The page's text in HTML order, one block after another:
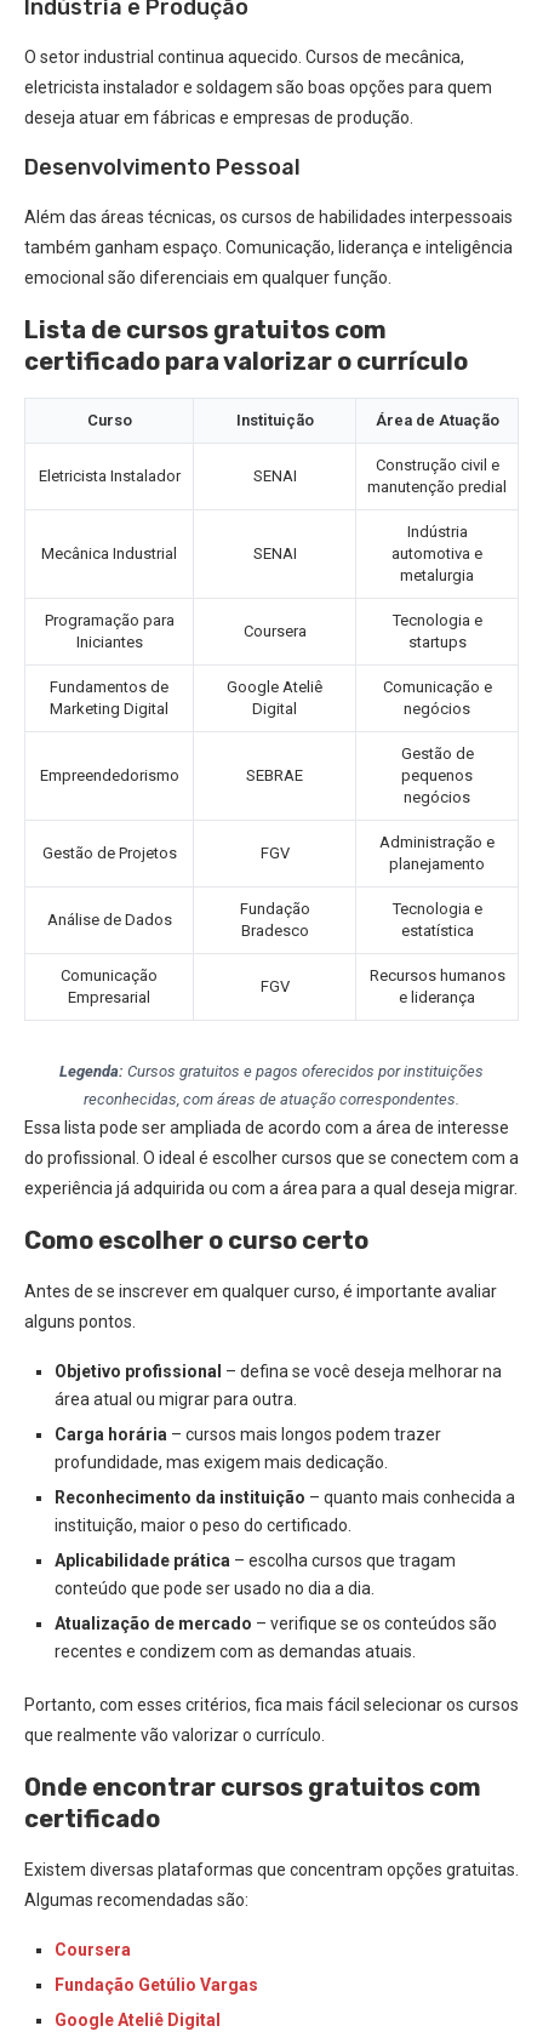
Indústria e Produção
O setor industrial continua aquecido. Cursos de mecânica,
eletricista instalador e soldagem são boas opções para quem
deseja atuar em fábricas e empresas de produção.
Desenvolvimento Pessoal
Além das áreas técnicas, os cursos de habilidades interpessoais
também ganham espaço. Comunicação, liderança e inteligência
emocional são diferenciais em qualquer função.
Lista de cursos gratuitos com
certificado para valorizar o currículo
Curso Instituição Área de Atuação
Eletricista Instalador SENAI
Construção civil e
manutenção predial
Mecânica Industrial SENAI
Indústria
automotiva e
metalurgia
Programação para
Iniciantes
Coursera
Tecnologia e
startups
Fundamentos de
Marketing Digital
Google Ateliê
Digital
Comunicação e
negócios
Empreendedorismo SEBRAE
Gestão de
pequenos
negócios
Gestão de Projetos FGV
Administração e
planejamento
Análise de Dados
Fundação
Bradesco
Tecnologia e
estatística
Comunicação
Empresarial
FGV
Recursos humanos
e liderança
Legenda: Cursos gratuitos e pagos oferecidos por instituições
reconhecidas, com áreas de atuação correspondentes.
Essa lista pode ser ampliada de acordo com a área de interesse
do profissional. O ideal é escolher cursos que se conectem com a
experiência já adquirida ou com a área para a qual deseja migrar.
Como escolher o curso certo
Antes de se inscrever em qualquer curso, é importante avaliar
alguns pontos.
Objetivo profissional – defina se você deseja melhorar na
área atual ou migrar para outra.
Carga horária – cursos mais longos podem trazer
profundidade, mas exigem mais dedicação.
Reconhecimento da instituição – quanto mais conhecida a
instituição, maior o peso do certificado.
Aplicabilidade prática – escolha cursos que tragam
conteúdo que pode ser usado no dia a dia.
Atualização de mercado – verifique se os conteúdos são
recentes e condizem com as demandas atuais.
Portanto, com esses critérios, fica mais fácil selecionar os cursos
que realmente vão valorizar o currículo.
Onde encontrar cursos gratuitos com
certificado
Existem diversas plataformas que concentram opções gratuitas.
Algumas recomendadas são:
Coursera
Fundação Getúlio Vargas
Google Ateliê Digital